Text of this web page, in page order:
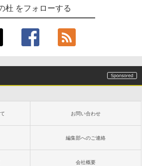
杜 をフォローする
お問い合わせ
編集部へのご連絡
会社概要